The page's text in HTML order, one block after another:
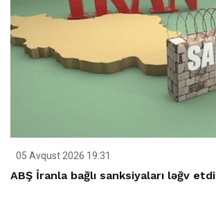
05 Avqust 2026 19:31
ABŞ İranla bağlı sanksiyaları ləğv etdi